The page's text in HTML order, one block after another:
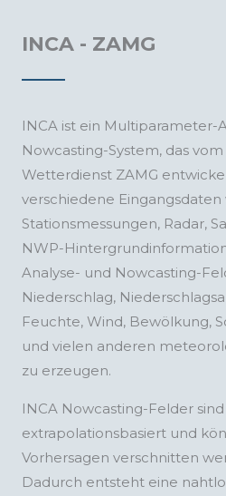
INCA - ZAMG
INCA ist ein Multiparameter-
Nowcasting-System, das
Wetterdienst ZAMG
verschiedene Eingangsdaten
Stationsmessungen, Radar,
NWP-
Analyse- und Nowcasting-
Niederschlag,
Feuchte, Wind, Bewölkung,
und vielen anderen
zu erzeugen.
INCA Nowcasting-Felder sind
extrapolationsbasiert und
Vorhersagen verschnitten
Dadurch entsteht eine